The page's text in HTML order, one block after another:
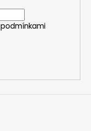
podmínkami